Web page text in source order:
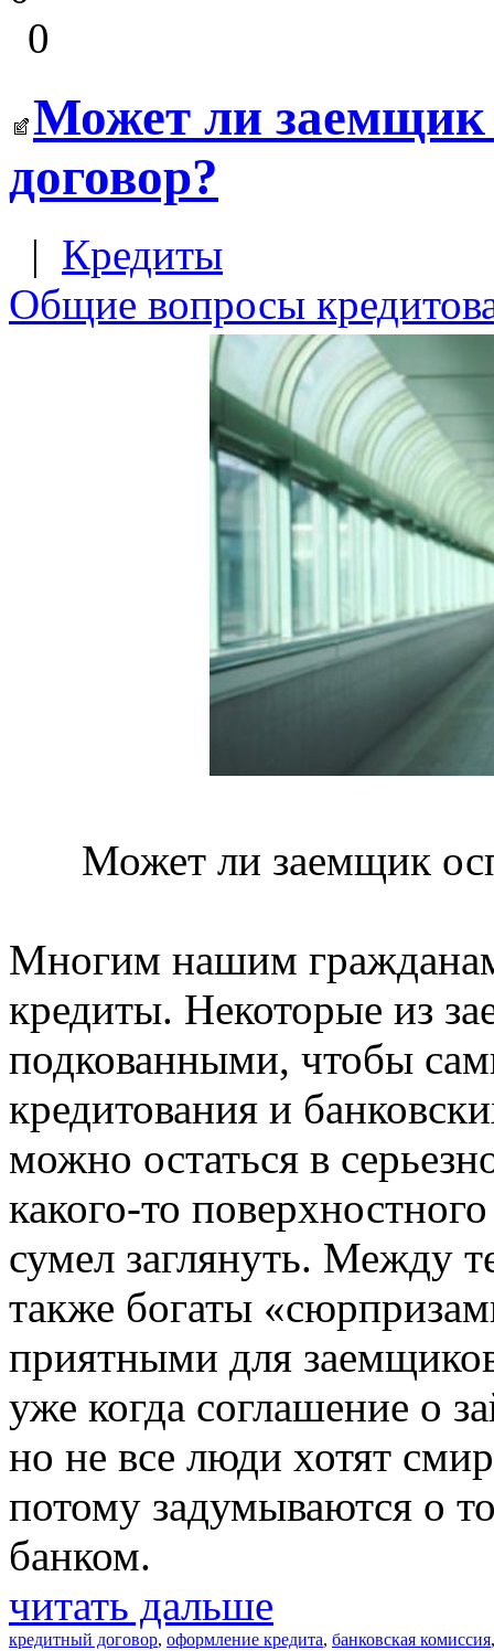
0
Может ли заемщик
договор?
| Кредиты
Общие вопросы
Может ли заемщик
Многим нашим
кредиты. Некоторые из
подкованными, чтобы
кредитования и
можно остаться в
какого-то
сумел заглянуть. Между
также богаты
приятными для
уже когда соглашение о
но не все люди хотят
потому задумываются о
банком.
читать дальше
кредитный договор, оформление кредита, банковская комиссия